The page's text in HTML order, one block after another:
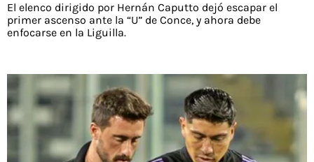
El elenco dirigido por Hernán Caputto dejó escapar el
primer ascenso ante la “U” de Conce, y ahora debe
enfocarse en la Liguilla.